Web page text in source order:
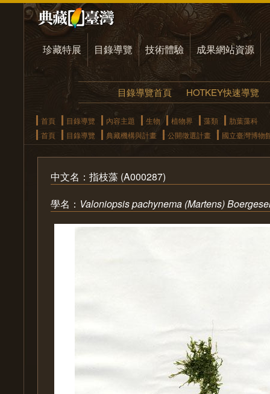
珍藏特展 目錄導覽 技術體驗 成果網站資源
目錄導覽首頁 HOTKEY快速導覽
首頁 目錄導覽 內容主題 生物 植物界 藻類
肋葉藻科
首頁
目錄導覽 典藏機構與計畫 公開徵選計畫 國立臺灣博物
中文名：指枝藻 (A000287)
學名： Valoniopsis pachynema (Martens)